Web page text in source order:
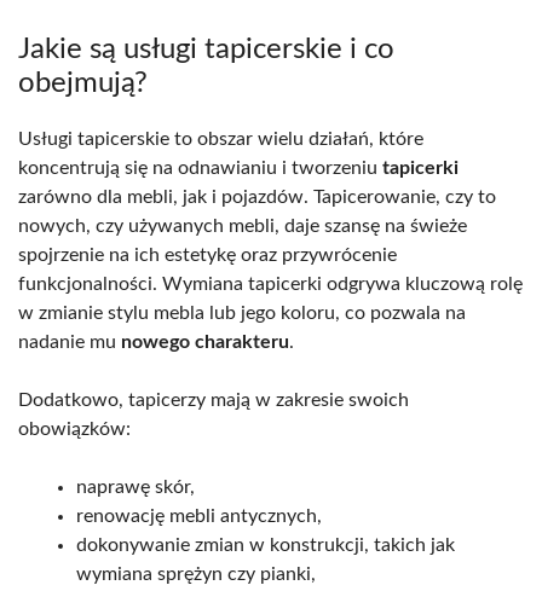
Jakie są usługi tapicerskie i co
obejmują?
Usługi tapicerskie to obszar wielu działań, które
koncentrują się na odnawianiu i tworzeniu tapicerki
zarówno dla mebli, jak i pojazdów. Tapicerowanie, czy to
nowych, czy używanych mebli, daje szansę na świeże
spojrzenie na ich estetykę oraz przywrócenie
funkcjonalności. Wymiana tapicerki odgrywa kluczową rolę
w zmianie stylu mebla lub jego koloru, co pozwala na
nadanie mu nowego charakteru.
Dodatkowo, tapicerzy mają w zakresie swoich
obowiązków:
naprawę skór,
renowację mebli antycznych,
dokonywanie zmian w konstrukcji, takich jak
wymiana sprężyn czy pianki,